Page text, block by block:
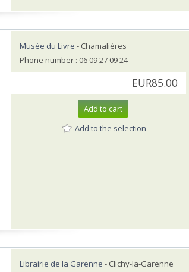
Musée du Livre - Chamalières
Phone number : 06 09 27 09 24
EUR85.00
Add to cart
Add to the selection
Librairie de la Garenne - Clichy-la-Garenne